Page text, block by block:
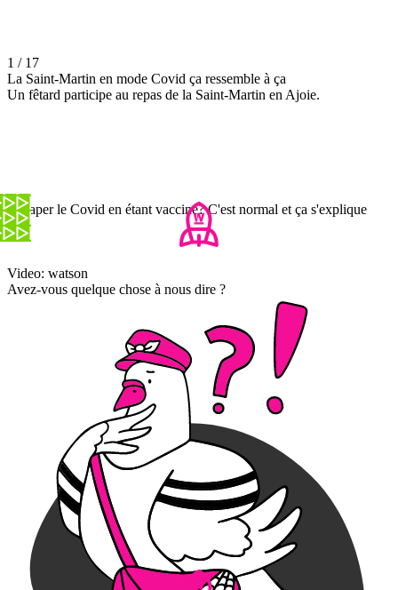
1 / 17
La Saint-Martin en mode Covid ça ressemble à ça
Un fêtard participe au repas de la Saint-Martin en Ajoie.
Attraper le Covid en étant vacciné? C'est normal et ça s'explique
Video: watson
Avez-vous quelque chose à nous dire ?